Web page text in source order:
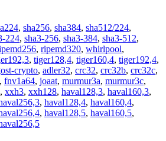
, sha256, sha384, sha512/224,
224, sha3-256, sha3-384, sha3-512,
, ripemd320, whirlpool,
, tiger128,4, tiger160,4, tiger192,4,
crypto, adler32, crc32, crc32b, crc32c,
, fnv1a64, joaat, murmur3a, murmur3c,
, xxh3, xxh128, haval128,3, haval160,3,
, haval128,4, haval160,4,
, haval128,5, haval160,5,